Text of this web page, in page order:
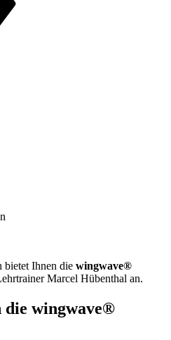
Ihnen die wingwave®
Marcel Hübenthal an.
die wingwave®